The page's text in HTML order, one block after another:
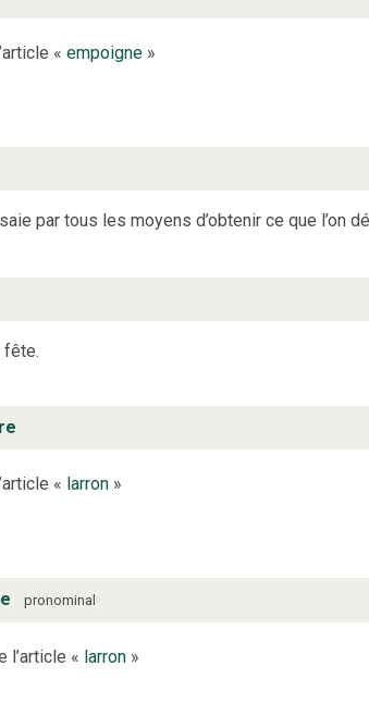
« empoigne»
par tous les moyens d’obtenir ce que l’on
fête.
« larron»
pronominal
« larron»